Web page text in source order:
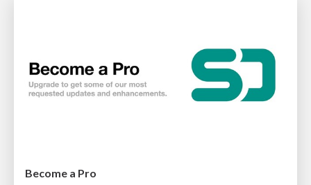
Become a Pro